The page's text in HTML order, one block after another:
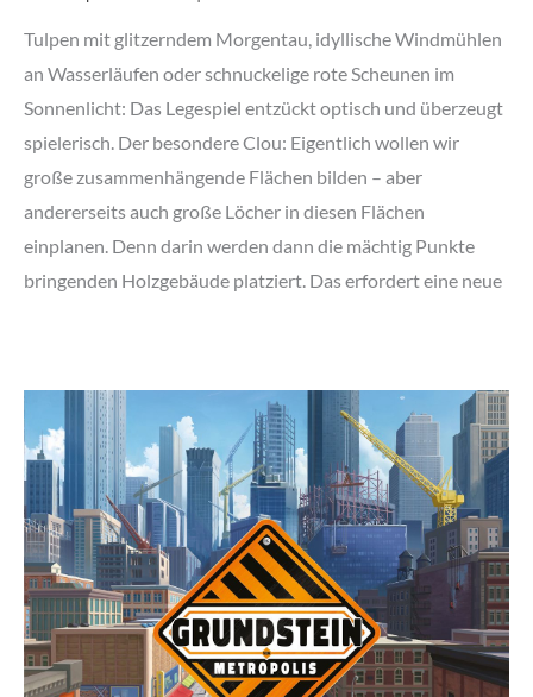
Tulpen mit glitzerndem Morgentau, idyllische Windmühlen
an Wasserläufen oder schnuckelige rote Scheunen im
Sonnenlicht: Das Legespiel entzückt optisch und überzeugt
spielerisch. Der besondere Clou: Eigentlich wollen wir
große zusammenhängende Flächen bilden – aber
andererseits auch große Löcher in diesen Flächen
einplanen. Denn darin werden dann die mächtig Punkte
bringenden Holzgebäude platziert. Das erfordert eine neue